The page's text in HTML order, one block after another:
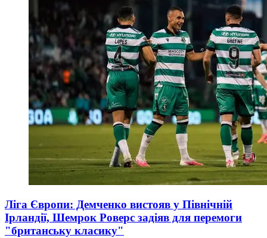
Ліга Європи: Демченко вистояв у Північній
Ірландії, Шемрок Роверс задіяв для перемоги
"британську класику"